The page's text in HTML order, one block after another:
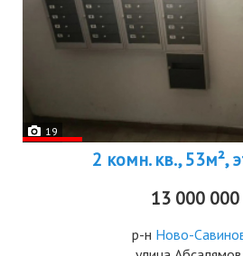
19
2 комн. кв., 53м²,
13 000
р-н Ново-